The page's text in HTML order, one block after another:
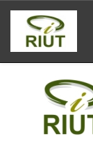
Skip
navigation